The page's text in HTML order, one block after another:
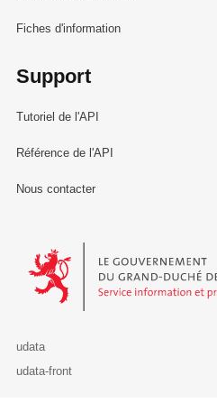
Fiches d'information
Support
Tutoriel de l'API
Référence de l'API
Nous contacter
Le Gouvernement du Grand-
udata
udata-front